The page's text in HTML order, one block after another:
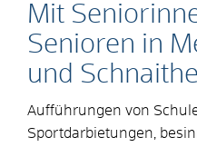
Mit
Senioren in
und
Aufführungen von
Sportdarbietungen,